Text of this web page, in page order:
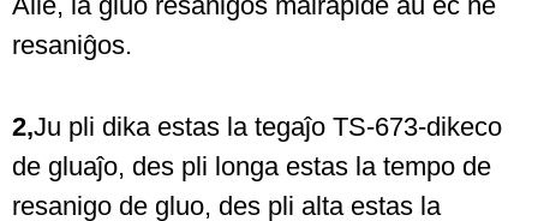
resaniĝos.
2,Ju pli dika estas la tegaĵo TS-673-dikeco
de gluaĵo, des pli longa estas la tempo de
resanigo de gluo, des pli alta estas la